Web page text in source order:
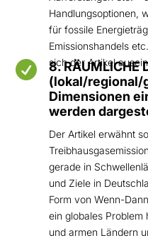
Handlungsoptionen,
für fossile
Emissionshandels
sich der Artikel

8. RÄUMLICHE
(lokal/regional/
Dimensionen
werden
Der Artikel erwähnt
gerade in
und Ziele in
Form von Wenn-
ein globales Problem
und armen Ländern